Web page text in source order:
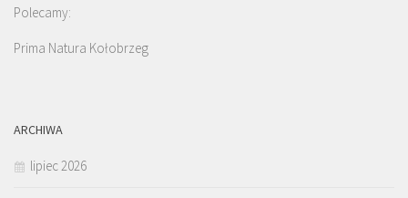
Polecamy:
Prima Natura Kołobrzeg
ARCHIWA
lipiec 2026